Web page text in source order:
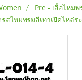
Pre - เสื้อไหม
สไหมพรมสีเทาเปิดไหล่